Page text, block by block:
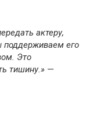
актеру,
поддерживаем его
Это
тишину.» —